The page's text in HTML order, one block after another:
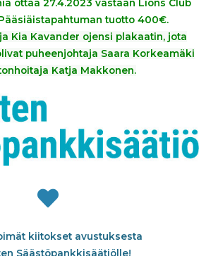
ottaa 27.4.2023 vastaan Lions Club
tuotto 400€.
Kia Kavander ojensi plakaatin, jota
puheenjohtaja Saara Korkeamäki
Katja Makkonen.
kiitokset avustuksesta
Säästöpankkisäätiölle!